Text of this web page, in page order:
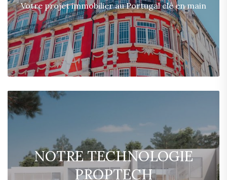
Votre projet immobilier au Portugal clé en main
NOTRE TECHNOLOGIE
PROPTECH